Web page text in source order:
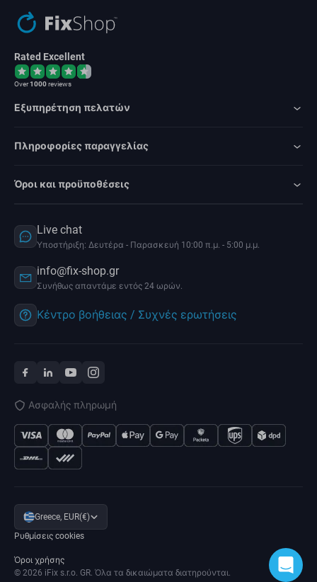
Rated Excellent
Over1000reviews
Εξυπηρέτηση πελατών
Πληροφορίες παραγγελίας
Όροι και προϋποθέσεις
Live chat
Υποστήριξη: Δευτέρα - Παρασκευή 10:00 π.μ. - 5:00 μ.μ.
info@fix-shop.gr
Συνήθως απαντάμε εντός 24 ωρών.
Κέντρο βοήθειας / Συχνές ερωτήσεις
Ασφαλής πληρωμή
Greece, EUR(€)
Ρυθμίσεις cookies
Όροι χρήσης
© 2026 iFix s.r.o. GR. Όλα τα δικαιώματα διατηρούνται.